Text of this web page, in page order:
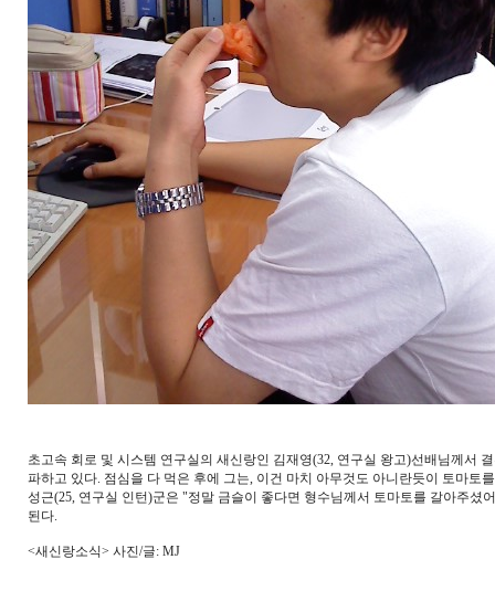
초고속 회로 및 시스템 연구실의 새신랑인 김재영(32, 연구실 왕고)선배님께서
파하고 있다. 점심을 다 먹은 후에 그는, 이건 마치 아무것도 아니란듯이 토마
성근(25, 연구실 인턴)군은 "정말 금슬이 좋다면 형수님께서 토마토를 갈아주
된다.
<새신랑소식> 사진/글: MJ